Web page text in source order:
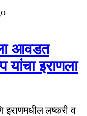
आवडत
यांचा इराणला
लष्करी व